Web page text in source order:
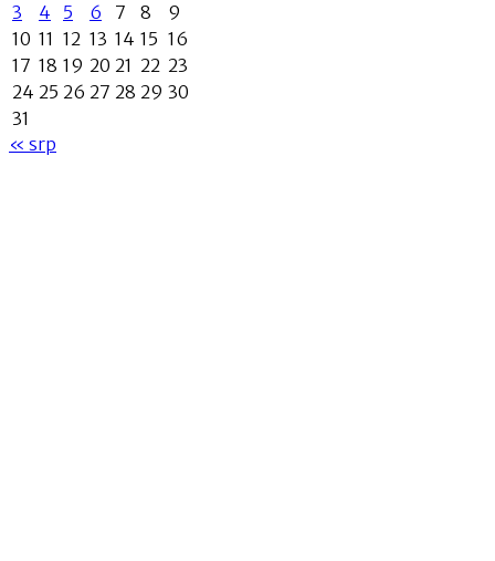
3
4 5 6 7 8
9
10 11 12 13 14 15 16
17 18 19 20 21 22 23
24 25 26 27 28 29 30
31
« srp